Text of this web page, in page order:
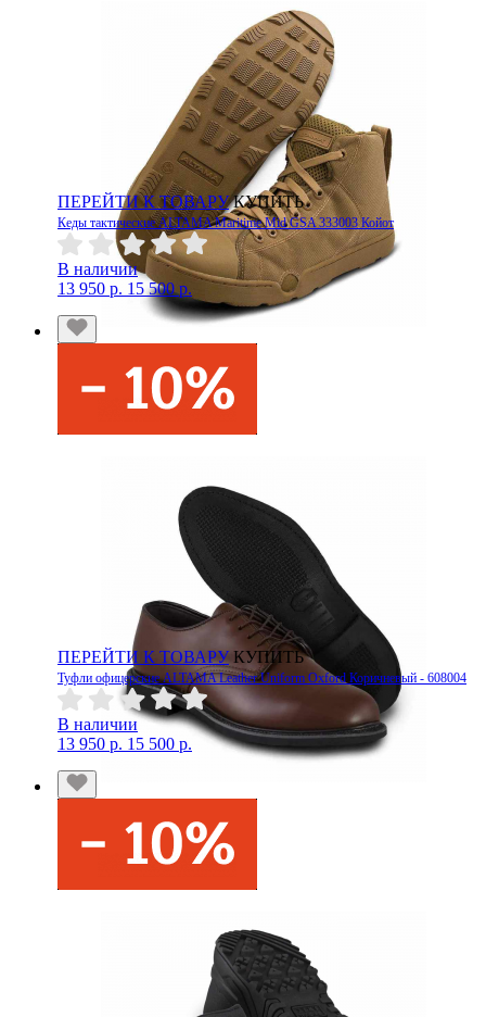
ПЕРЕЙТИ К ТОВАРУ КУПИТЬ
Кеды тактические ALTAMA Maritime Mid GSA 333003 Койот
В наличии
13 950 р. 15 500 р.
ПЕРЕЙТИ К ТОВАРУ КУПИТЬ
Туфли офицерские ALTAMA Leather Uniform Oxford Коричневый - 608004
В наличии
13 950 р. 15 500 р.